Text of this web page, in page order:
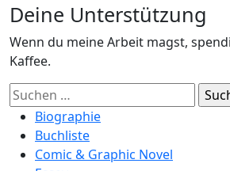
Deine Unterstützung
Wenn du meine Arbeit magst,
Kaffee.
Suchen
nach:Biographie
Buchliste
Comic & Graphic Novel